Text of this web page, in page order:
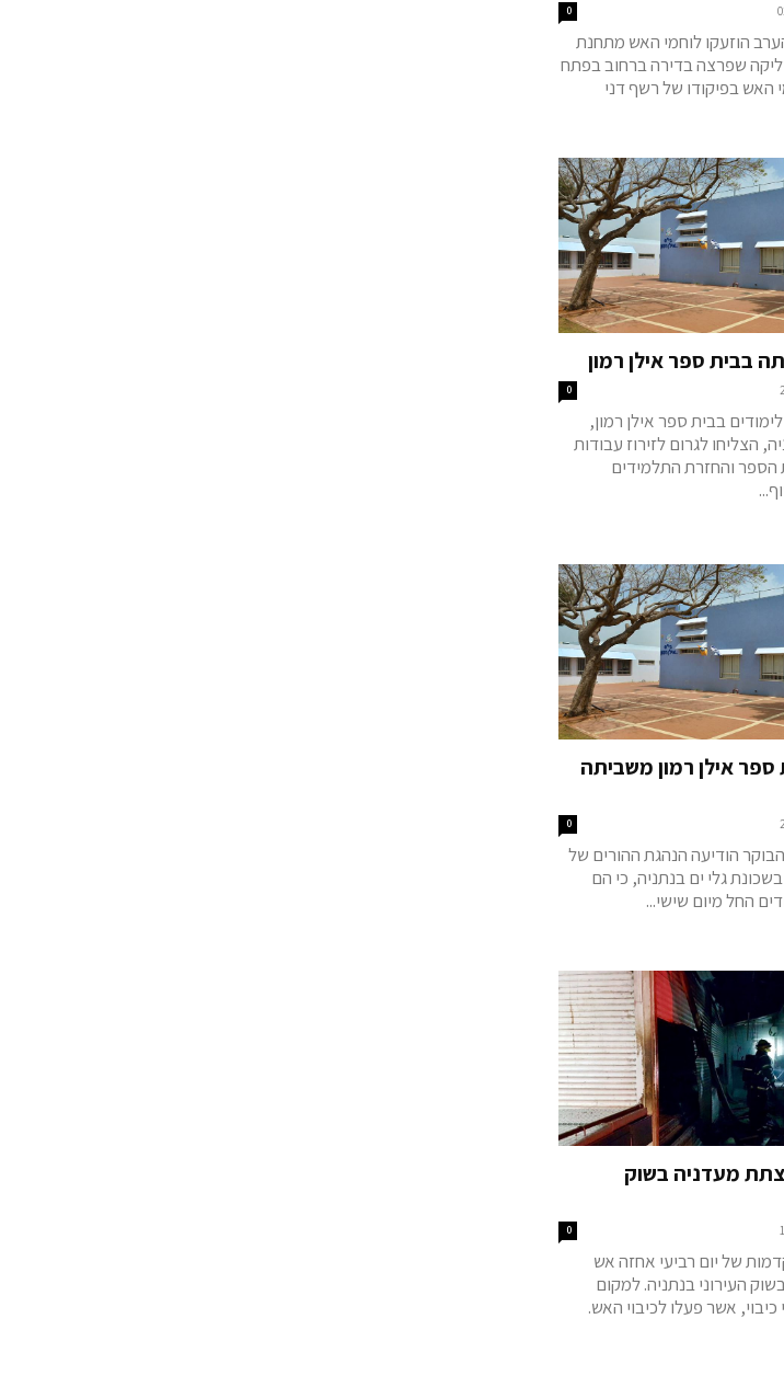
0
הוזעקו לוחמי האש מתחנת
שפרצה בדירה ברחוב בפתח
האש בפיקודו של רשף דני
בבית ספר אילן רמון
0
בבית ספר אילן רמון,
הצליחו לגרום לזירוז עבודות
הספר והחזרת התלמידים
ספר אילן רמון משביתה
0
הודיעה הנהגת ההורים של
גלי ים בנתניה, כי הם
החל מיום שישי...
מעדניה בשוק
0
של יום רביעי אחזה אש
העירוני בנתניה. למקום
כיבוי, אשר פעלו לכיבוי האש.